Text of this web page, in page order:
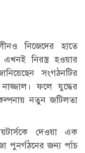
নিজেদের হাতে
নিরস্ত্র হওয়ার
সংগঠনটির
ফলে যুদ্ধের
নতুন জটিলতা
দেওয়া এক
পুনর্গঠনের জন্য পাঁচ